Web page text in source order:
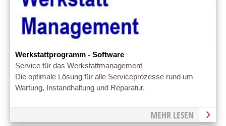
Werkstattprogramm - Software
Service für das Werkstattmanagement
Die optimale Lösung für alle Serviceprozesse rund um
Wartung, Instandhaltung und Reparatur.
MEHR LESEN